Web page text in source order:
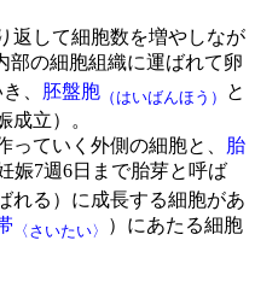
返して細胞数を増やしなが
部の細胞組織に運ばれて卵
、 胚盤胞 （はいばんほう）
と
成立）。
ていく外側の細胞と、
胎
娠7週6日まで胎芽と呼ば
れる）に成長する細胞があ
〈さいたい〉
）にあたる細胞